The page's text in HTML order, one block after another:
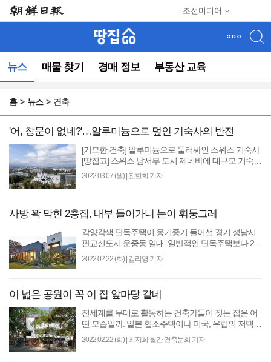
조선미디어
뉴스 매물 찾기 경매 정보 부동산 교육
뉴
(컨
영
홈 뉴스 건축
'어, 창문이 없네?'…알루미늄으로 덮인 기숙사의 반전
[기묘한 건축] 알루미늄으로 둘러싸인 스위스 기숙사
[땅집고] 스위스 남서부 도시 제네바에 대규모 기숙사
‘그랜드 모리용 레지던스’(The Grand Morillon Student
Residence)..
2022.03.07 (월)| 전현희 기자
사방 꽉 막힌 2층집, 내부 들어가니 눈이 휘둥그레
각양각색 단독주택이 옹기종기 들어선 경기 성남시
판교신도시 운중동 일대. 일반적인 단독주택보다 2배
쯤 큰 땅(455㎡·약 137평)을 차지한 이층집 ‘파티오 하
2022.02.22 (화)| 김리영 기자
이 넓은 공원이 꼭 이 집 앞마당 같네
전세계를 무대로 활동하는 건축가들이 짓는 집은 어
떤 모습일까. 일본 협소주택이나 미국, 유럽의 저택이
TV나 영화를 통해 종종 소개되지만 그 의도와 철학적
2022.02.22 (화)| 최지희 월간 건축문화 기자